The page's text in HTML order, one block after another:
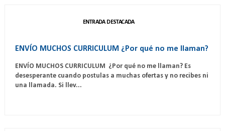
ENTRADA DESTACADA
ENVÍO MUCHOS CURRICULUM ¿Por qué no me llaman?
ENVÍO MUCHOS CURRICULUM ¿Por qué no me llaman? Es
desesperante cuando postulas a muchas ofertas y no recibes ni
una llamada. Si llev...